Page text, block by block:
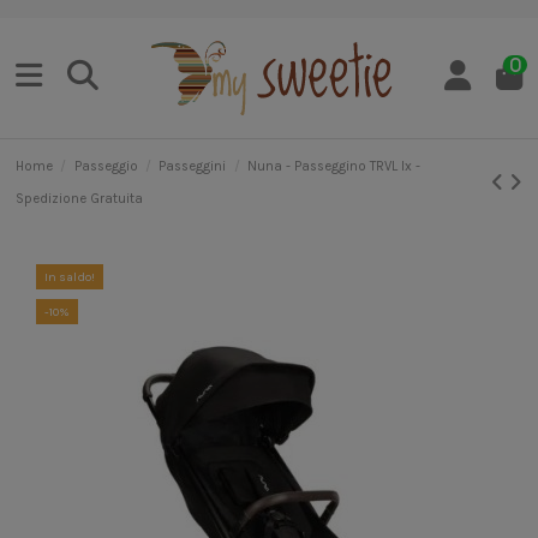
0
Home Passeggio Passeggini Nuna - Passeggino TRVL lx -
Spedizione Gratuita
In saldo!
-10%